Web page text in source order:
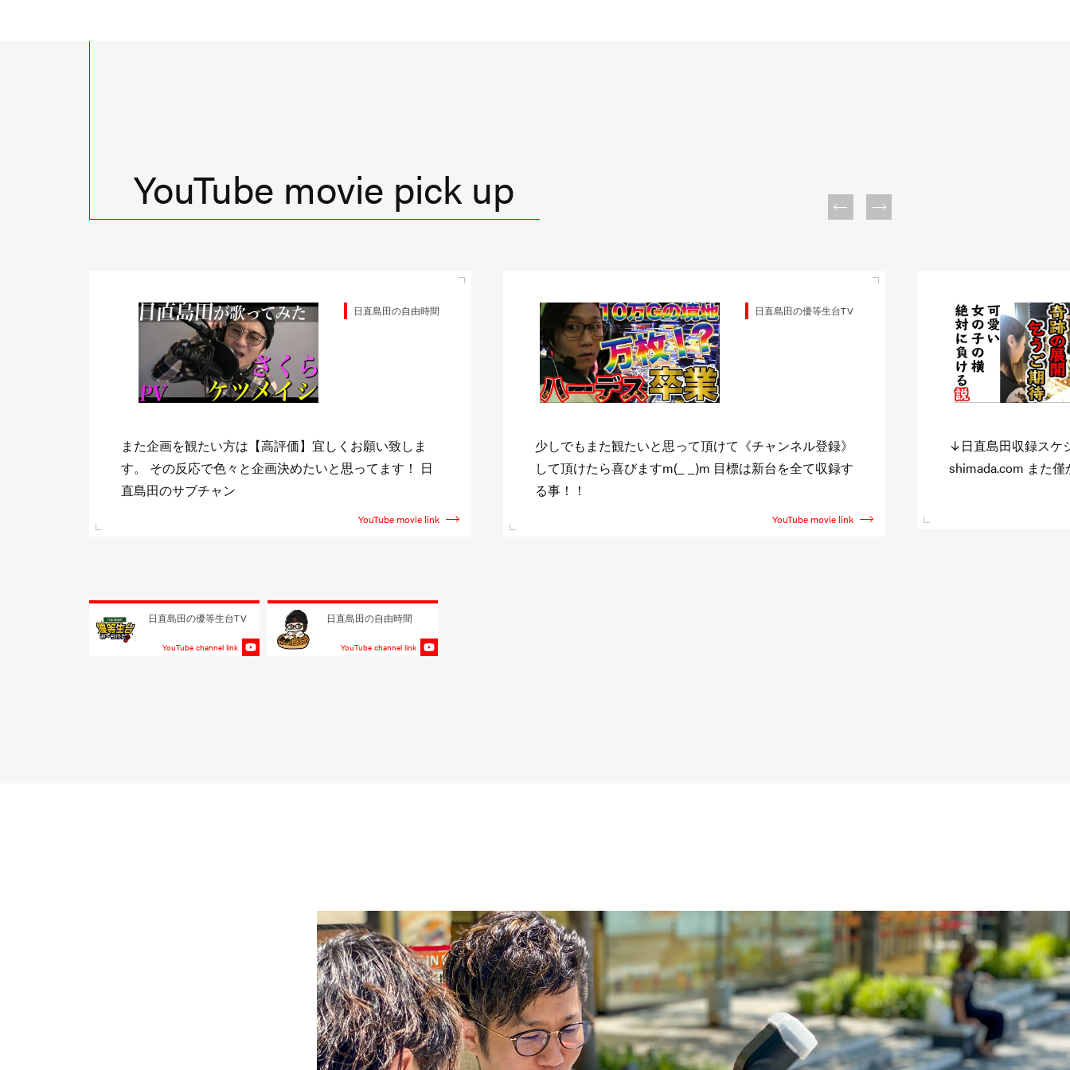
YouTube movie pick up
日直島田の優等生台TV
少しでもまた観たいと思って頂けて《チャンネル登録》
して頂けたら喜びますm(_ _)m 目標は新台を全て収録す
る事！！
YouTube movie link
日直島田の優等生台TV
↓日直島田収録スケジュール↓ http://niccyoku-
shimada.com また僅かにでも観たいと思って頂け
また企画を観たい
す。 その反応で色
日直島田の優等生台TV
YouTube channel link
日直島田の自由時間
YouTube channel link